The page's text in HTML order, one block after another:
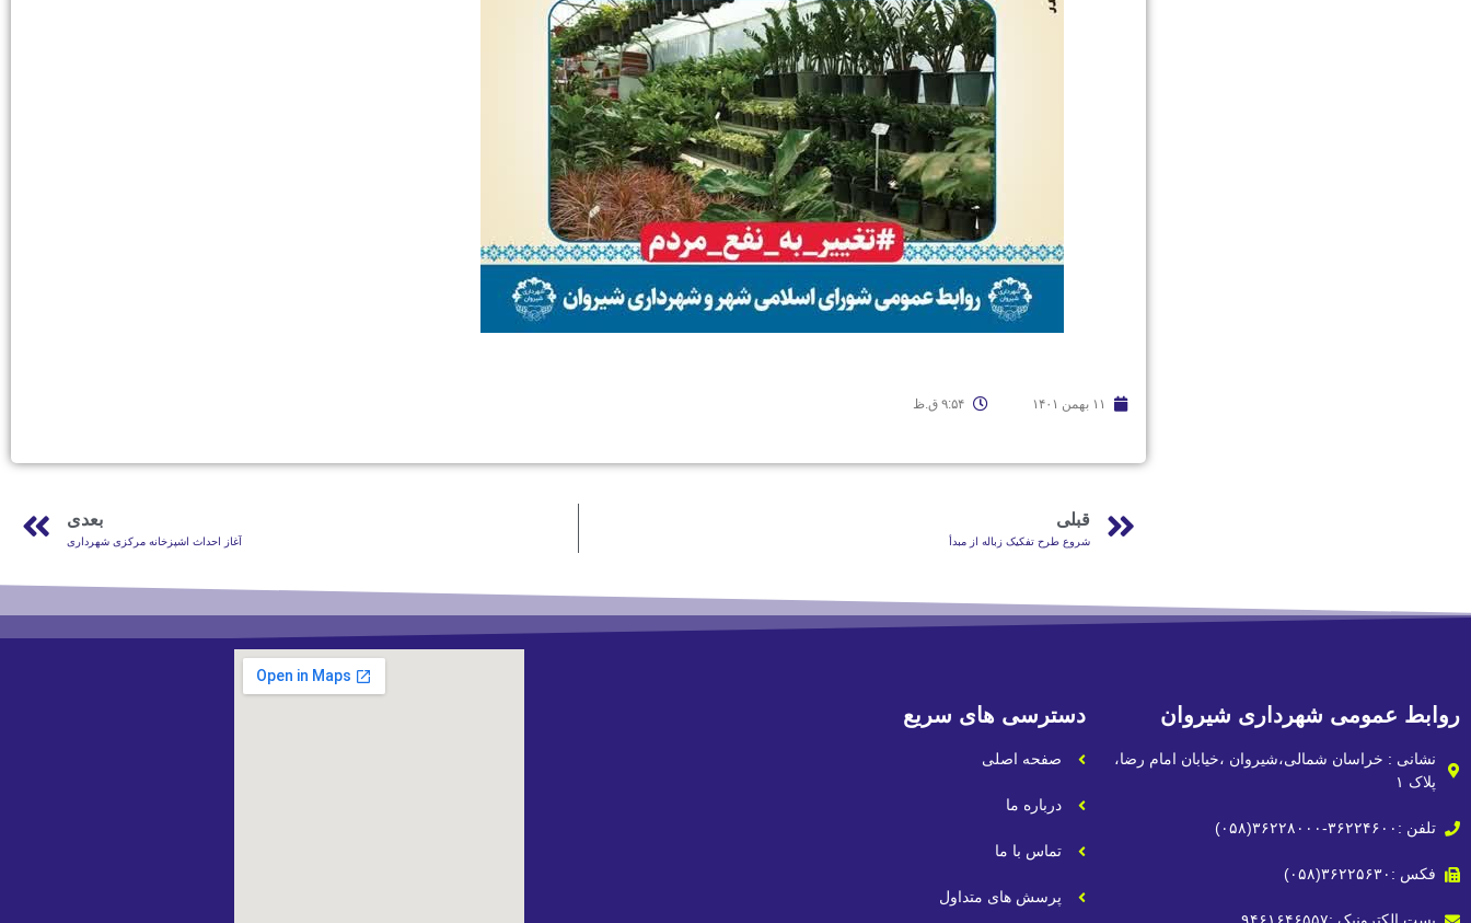
۱۱ بهمن ۱۴۰۱ ۹:۵۴ ق.ظ
قبلی
شروع طرح تفکیک زباله از مبدأ
بعدی
آغاز احداث اشپزخانه مرکزی شهرداری
روابط عمومی شهرداری شیروان
نشانی : خراسان شمالی،شیروان ،خیابان امام رضا،
پلاک ۱
تلفن :۳۶۲۲۴۶۰۰-۳۶۲۲۸۰۰۰(۰۵۸)
فکس :۳۶۲۲۵۶۳۰(۰۵۸)
دسترسی های سریع
صفحه اصلی
درباره ما
تماس با ما
پرسش های متداول